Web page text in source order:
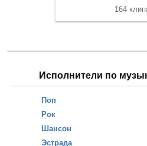
164
Исполнители по
Поп
Рок
Шансон
Эстрада